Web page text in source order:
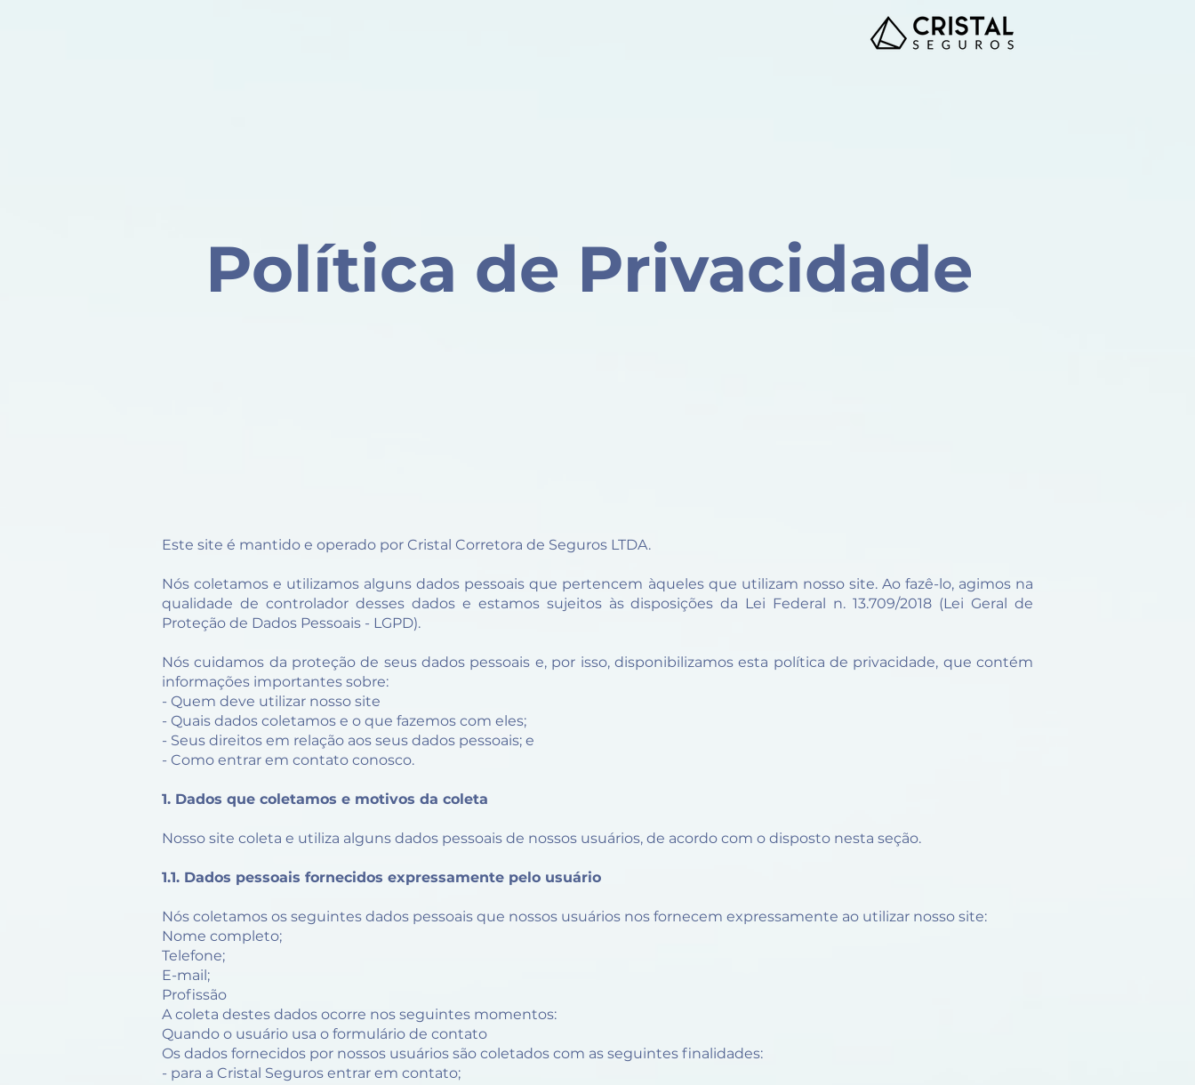
Política de Privacidade
Este site é mantido e operado por Cristal Corretora de Seguros LTDA.
Nós coletamos e utilizamos alguns dados pessoais que pertencem àqueles que utilizam nosso site. Ao fazê-lo, agimos na
qualidade de controlador desses dados e estamos sujeitos às disposições da Lei Federal n. 13.709/2018 (Lei Geral de
Proteção de Dados Pessoais - LGPD).
Nós cuidamos da proteção de seus dados pessoais e, por isso, disponibilizamos esta política de privacidade, que contém
informações importantes sobre:
- Quem deve utilizar nosso site
- Quais dados coletamos e o que fazemos com eles;
- Seus direitos em relação aos seus dados pessoais; e
- Como entrar em contato conosco.
1. Dados que coletamos e motivos da coleta
Nosso site coleta e utiliza alguns dados pessoais de nossos usuários, de acordo com o disposto nesta seção.
1.1. Dados pessoais fornecidos expressamente pelo usuário
Nós coletamos os seguintes dados pessoais que nossos usuários nos fornecem expressamente ao utilizar nosso site:
Nome completo;
Telefone;
E-mail;
Profissão
A coleta destes dados ocorre nos seguintes momentos:
Quando o usuário usa o formulário de contato
Os dados fornecidos por nossos usuários são coletados com as seguintes finalidades:
- para a Cristal Seguros entrar em contato;